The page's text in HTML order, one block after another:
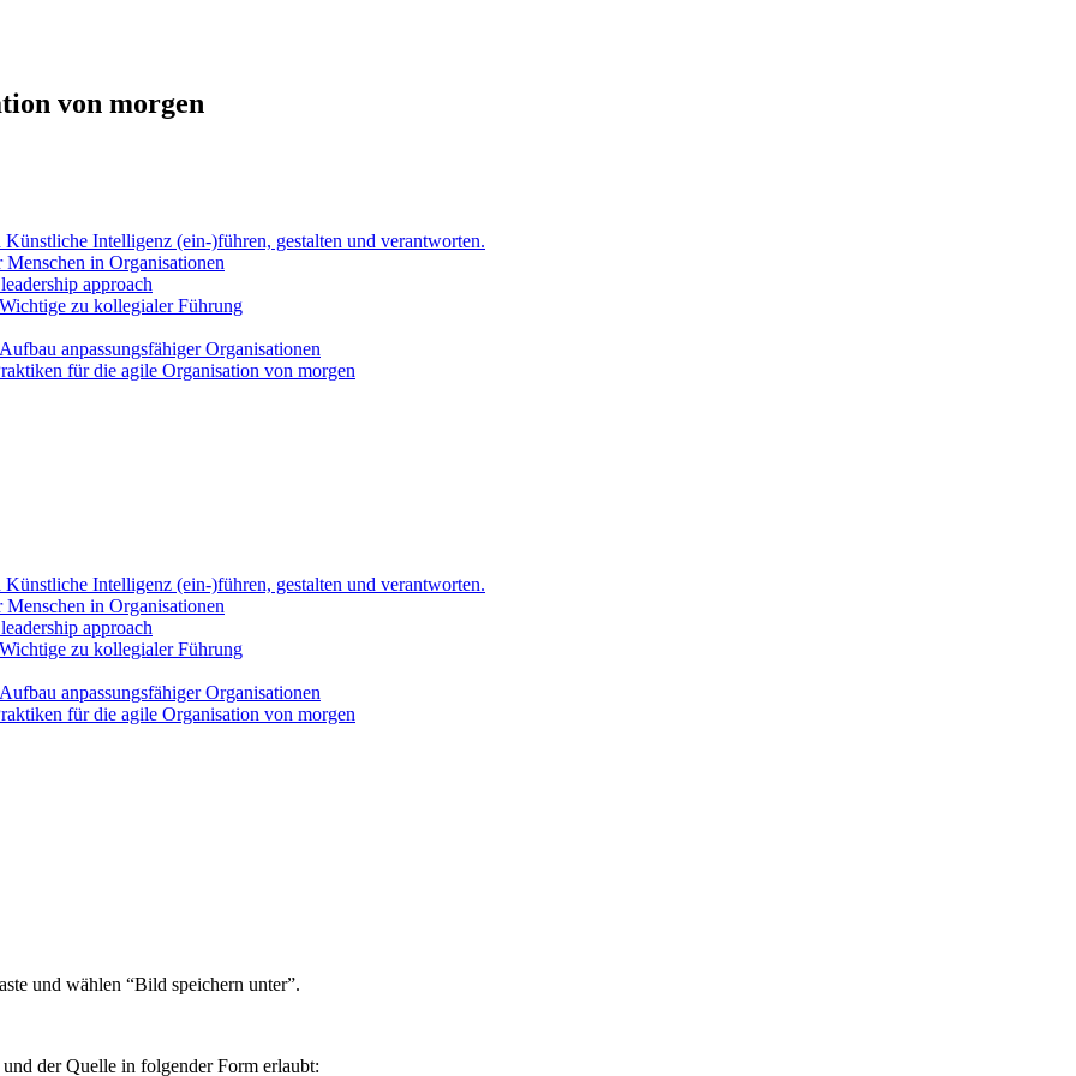
von morgen
Intel­li­genz (ein-)führen, gestal­ten und ver­ant­wor­ten.
in Orga­ni­sa­tio­nen
approach
zu kol­le­gia­ler Füh­rung
anpas­sungs­fä­hi­ger Orga­ni­sa­tio­nen
für die agi­le Orga­ni­sa­ti­on von mor­gen
Intel­li­genz (ein-)führen, gestal­ten und ver­ant­wor­ten.
in Orga­ni­sa­tio­nen
approach
zu kol­le­gia­ler Füh­rung
anpas­sungs­fä­hi­ger Orga­ni­sa­tio­nen
für die agi­le Orga­ni­sa­ti­on von mor­gen
und wäh­len “Bild spei­chern unter”.
der Quel­le in fol­gen­der Form erlaubt: